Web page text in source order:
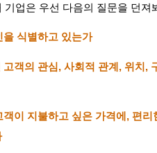
기업은 우선 다음의 질문을 던져
을 식별하고 있는가
고객의 관심, 사회적 관계, 위치,
이 지불하고 싶은 가격에 , 편리